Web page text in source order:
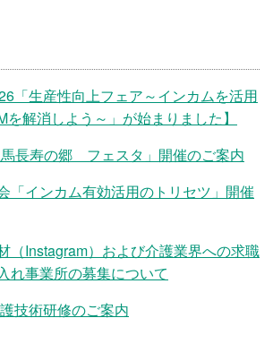
「生産性向上フェア～インカムを活用
を解消しよう～」が始まりました】
寿の郷 フェスタ」開催のご案内
「インカム有効活用のトリセツ」開催
（Instagram）および介護業界への求職
れ事業所の募集について
技術研修のご案内